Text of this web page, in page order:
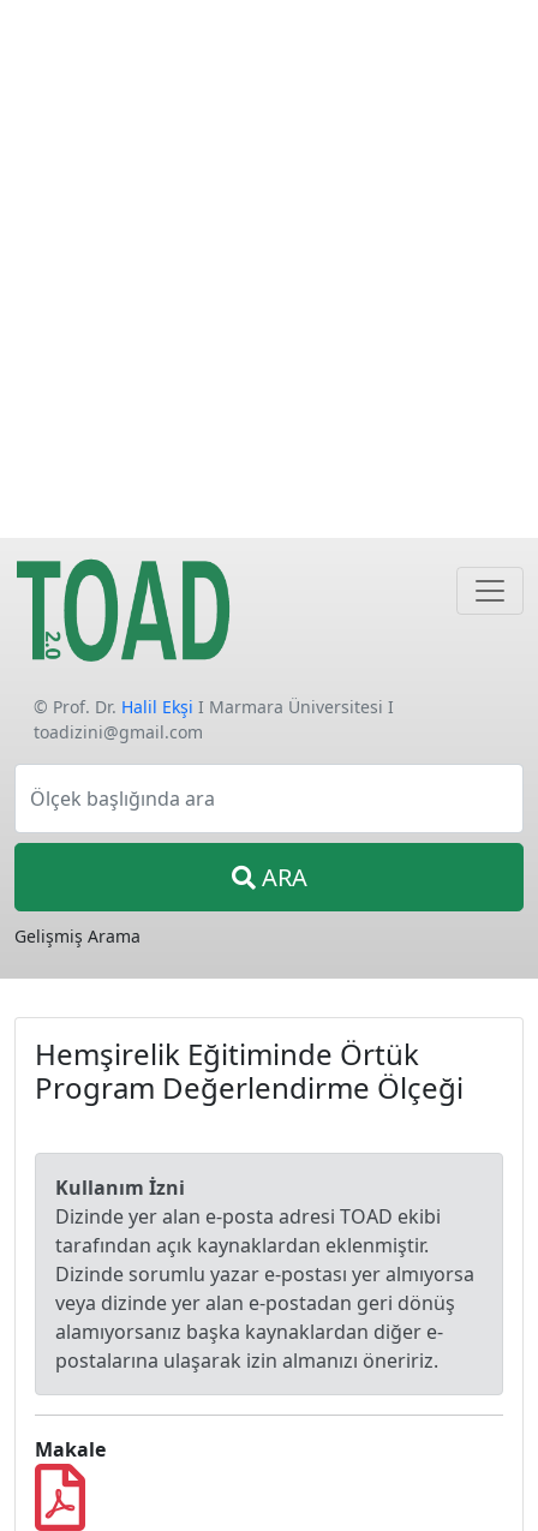
© Prof. Dr. Halil Ekşi I Marmara Üniversitesi I
toadizini@gmail.com
Ölçek başlığında ara
ARA
Gelişmiş Arama
Hemşirelik Eğitiminde Örtük
Program Değerlendirme Ölçeği
Kullanım İzni
Dizinde yer alan e-posta adresi TOAD ekibi
tarafından açık kaynaklardan eklenmiştir.
Dizinde sorumlu yazar e-postası yer almıyorsa
veya dizinde yer alan e-postadan geri dönüş
alamıyorsanız başka kaynaklardan diğer e-
postalarına ulaşarak izin almanızı öneririz.
Makale